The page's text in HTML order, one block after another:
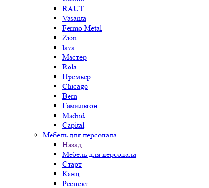
RAUT
Vasanta
Fermo Metal
Zion
lava
Мастер
Rola
Премьер
Chicago
Bern
Гамильтон
Madrid
Capital
Мебель для персонала
Назад
Мебель для персонала
Старт
Канц
Респект